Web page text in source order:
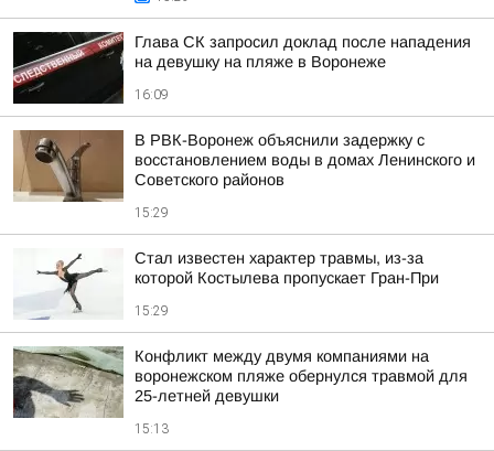
Глава СК запросил доклад после нападения
на девушку на пляже в Воронеже
16:09
В РВК-Воронеж объяснили задержку с
восстановлением воды в домах Ленинского и
Советского районов
15:29
Стал известен характер травмы, из-за
которой Костылева пропускает Гран-При
15:29
Конфликт между двумя компаниями на
воронежском пляже обернулся травмой для
25-летней девушки
15:13